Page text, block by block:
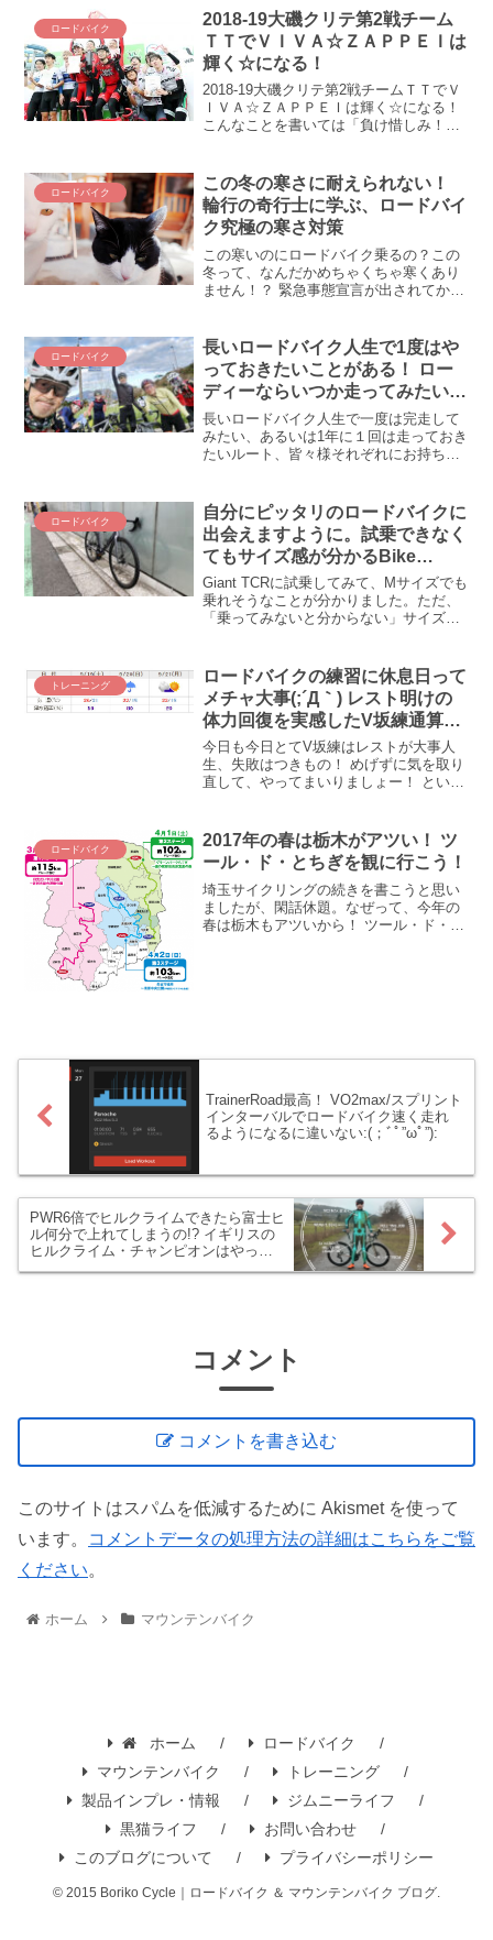
ロードバイク
2018-19大磯クリテ第2戦チーム
ＴＴでＶＩＶＡ☆ＺＡＰＰＥＩは
輝く☆になる！
2018-19大磯クリテ第2戦チームＴＴでＶ
ＩＶＡ☆ＺＡＰＰＥＩは輝く☆になる！
こんなことを書いては「負け惜しみ！
とってのメインイベントは手も足も出な
か...
ロードバイク
この冬の寒さに耐えられない！
輪行の奇行士に学ぶ、ロードバイ
ク究極の寒さ対策
この寒いのにロードバイク乗るの？この
冬って、なんだかめちゃくちゃ寒くあり
ません！？ 緊急事態宣言が出されてから
うすれば、この寒さに打ち勝つことがで
きるのか！？...
ロードバイク
長いロードバイク人生で1度はや
っておきたいことがある！ ロー
ディーならいつか走ってみたいフ
ル伊豆イチに再挑戦してきまし
た！
長いロードバイク人生で一度は完走して
みたい、あるいは1年に１回は走っておき
たいルート、皆々様それぞれにお持ちで
とって、そんな記念碑的ルートの１つが
伊豆イチ！ 伊豆半島1周と言いながら、
なぜか小田原スタート～伊豆半島一筆書
き～箱根越え～小田原ゴールが定番とな
っているこのコースに、我がロードバイ
ク人生２回目となる挑戦をしてまいりま
した！
ロードバイク
自分にピッタリのロードバイクに
出会えますように。試乗できなく
てもサイズ感が分かるBike
Geometry Calculatorはどうでし
ょう？
Giant TCRに試乗してみて、Mサイズでも
乗れそうなことが分かりました。ただ、
「乗ってみないと分からない」サイズ感
たら皆さんも⁉）に朗報！当ブログのコメ
ント欄で、フレームサイズの違いを視覚
的に把握できるウェブサイト「Bike
Geometry Calculator」を教えてもらった
のです！ 情報感謝m(_ _)m 早速にBike
Geometry Calculatorでフレームサイズを
比べてみましょうなのです！
トレーニング
ロードバイクの練習に休息日って
メチャ大事(;´Д｀) レスト明けの
体力回復を実感したV坂練通算11
回目
今日も今日とてV坂練はレストが大事人
生、失敗はつきもの！ めげずに気を取り
直して、やってまいりましょー！ という
通算11回目のV坂練を振り返ります。レ
ストって超...
ロードバイク
2017年の春は栃木がアツい！ ツ
ール・ド・とちぎを観に行こう！
埼玉サイクリングの続きを書こうと思い
ましたが、閑話休題。なぜって、今年の
春は栃木もアツいから！ ツール・ド・と
TrainerRoad最高！ VO2max/スプリント
インターバルでロードバイク速く走れ
るようになるに違いない:(；ﾞﾟ”ωﾟ”):
PWR6倍でヒルクライムできたら富士ヒ
ル何分で上れてしまうの!? イギリスの
ヒルクライム・チャンピオンはやっぱ
り凄かった(ﾟДﾟ;)
コメント
コメントを書き込む
このサイトはスパムを低減するために Akismet を使って
います。
コメントデータの処理方法の詳細はこちらをご覧
ください。
ホーム マウンテンバイク
ホーム
ロードバイク
マウンテンバイク
トレーニング
製品インプレ・情報
ジムニーライフ
黒猫ライフ
お問い合わせ
このブログについて
プライバシーポリシー
© 2015 Boriko Cycle｜ロードバイク ＆ マウンテンバイク ブログ.